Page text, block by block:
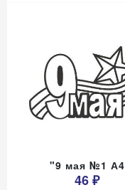
"9 мая №1 А4
46 ₽